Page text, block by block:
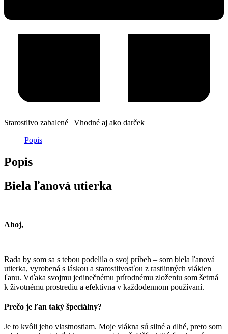
Starostlivo zabalené | Vhodné aj ako darček
Popis
Popis
Biela ľanová utierka
Ahoj,
Rada by som sa s tebou podelila o svoj príbeh – som biela ľanová
utierka, vyrobená s láskou a starostlivosťou z rastlinných vlákien
ľanu. Vďaka svojmu jedinečnému prírodnému zloženiu som šetrná
k životnému prostrediu a efektívna v každodennom používaní.
Prečo je ľan taký špeciálny?
Je to kvôli jeho vlastnostiam. Moje vlákna sú silné a dlhé, preto som